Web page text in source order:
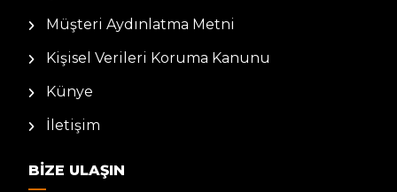
Müşteri Aydınlatma Metni
Kişisel Verileri Koruma Kanunu
Künye
İletişim
BIZE ULAŞIN